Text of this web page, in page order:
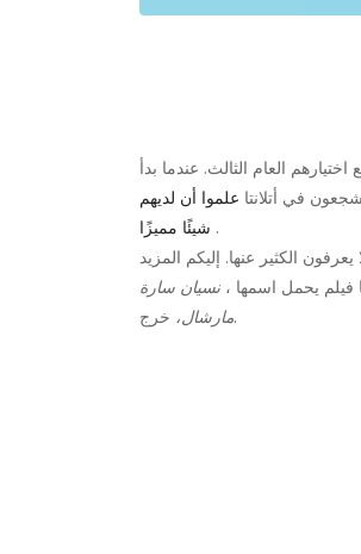
مع اختيارهم العام الثالث. عندما بدأ
في أتلانتا علموا أن لديهم
شيئًا مميزًا .
الكثير عنها. إليكم المزيد
فيلم يحمل اسمها ، نسيان سارة
مارشال،خرج.